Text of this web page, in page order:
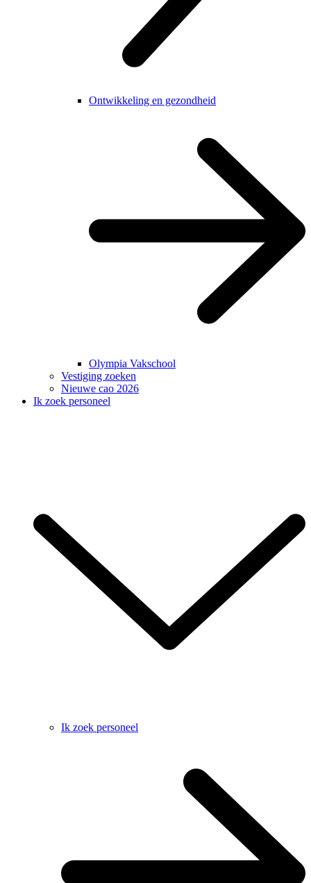
Ontwikkeling en gezondheid
Olympia Vakschool
Vestiging zoeken
Nieuwe cao 2026
Ik zoek personeel
Ik zoek personeel